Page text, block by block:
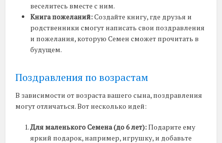
веселитесь вместе с ним.
Книга пожеланий:Создайте книгу, где друзья и
родственники смогут написать свои поздравления
и пожелания, которую Семен сможет прочитать в
будущем.
Поздравления по возрастам
В зависимости от возраста вашего сына, поздравления
могут отличаться. Вот несколько идей:
Для маленького Семена (до 6 лет):Подарите ему
яркий подарок, например, игрушку, и добавьте